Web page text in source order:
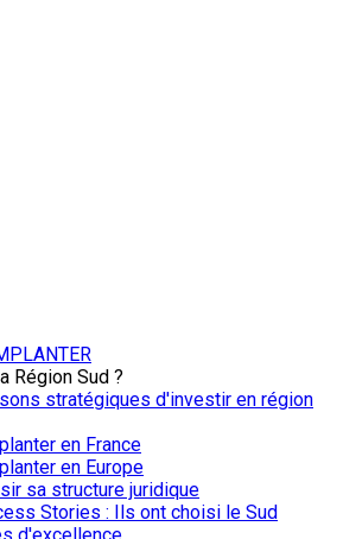
Région Sud ?
stratégiques d'investir en région
en France
en Europe
sa structure juridique
Stories : Ils ont choisi le Sud